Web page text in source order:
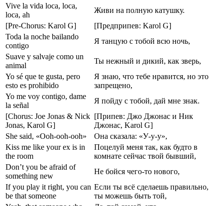
Vive la vida loca, loca,
loca, ah
Живи на полную катушку.
[Pre-Chorus: Karol G]
[Предприпев: Karol G]
Toda la noche bailando
contigo
Я танцую с тобой всю ночь,
Suave y salvaje como un
animal
Ты нежный и дикий, как зверь,
Yo sé que te gusta, pero
esto es prohibido
Я знаю, что тебе нравится, но это
запрещено,
Yo me voy contigo, dame
la señal
Я пойду с тобой, дай мне знак.
[Chorus: Joe Jonas & Nick
Jonas, Karol G]
[Припев: Джо Джонас и Ник
Джонас, Karol G]
She said, «Ooh-ooh-ooh»
Она сказала: «У-у-у»,
Kiss me like your ex is in
the room
Поцелуй меня так, как будто в
комнате сейчас твой бывший,
Don’t you be afraid of
something new
Не бойся чего-то нового,
If you play it right, you can
be that someone
Если ты всё сделаешь правильно,
ты можешь быть той,